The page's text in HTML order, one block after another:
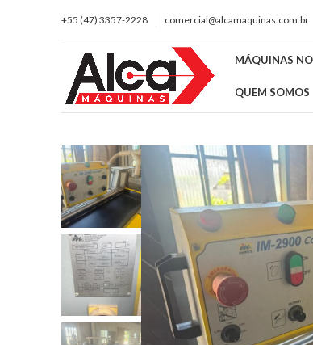
+55 (47) 3357-2228 comercial@alcamaquinas.com.br
MÁQUINAS
QUEM SOMOS